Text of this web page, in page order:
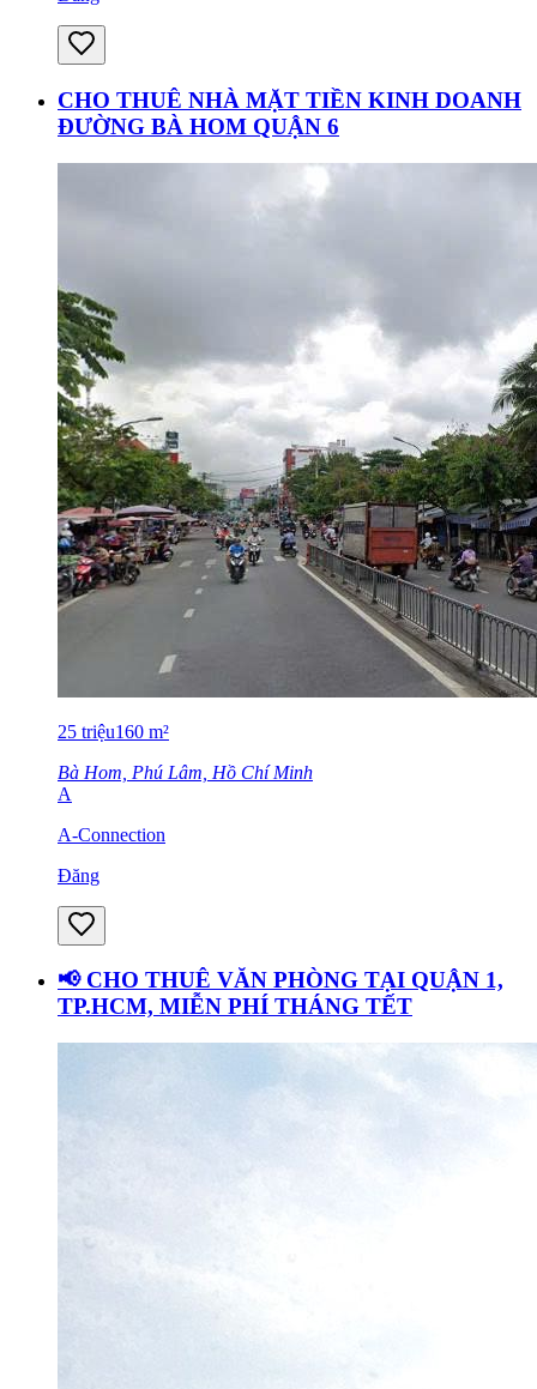
CHO THUÊ NHÀ MẶT TIỀN KINH DOANH
ĐƯỜNG BÀ HOM QUẬN 6
25 triệu160 m²
Bà Hom, Phú Lâm, Hồ Chí Minh
A
A-Connection
Đăng
📢 CHO THUÊ VĂN PHÒNG TẠI QUẬN 1,
TP.HCM, MIỄN PHÍ THÁNG TẾT